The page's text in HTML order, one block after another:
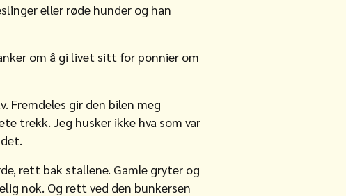
eller røde hunder og han
om å gi livet sitt for ponnier om
Fremdeles gir den bilen meg
trekk. Jeg husker ikke hva som var
rett bak stallene. Gamle gryter og
nok. Og rett ved den bunkersen